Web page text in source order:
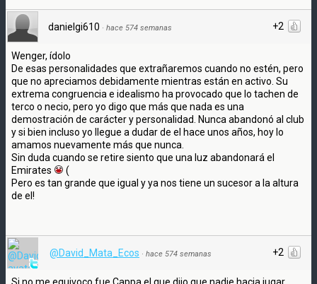
+2
danielgi610 · hace 574 semanas
Wenger, ídolo
De esas personalidades que extrañaremos cuando no estén, pero
que no apreciamos debidamente mientras están en activo. Su
extrema congruencia e idealismo ha provocado que lo tachen de
terco o necio, pero yo digo que más que nada es una
demostración de carácter y personalidad. Nunca abandonó al club
y si bien incluso yo llegue a dudar de el hace unos años, hoy lo
amamos nuevamente más que nunca.
Sin duda cuando se retire siento que una luz abandonará el
Emirates
(
Pero es tan grande que igual y ya nos tiene un sucesor a la altura
de el!
+2
@David_Mata_Ecos · hace 574 semanas